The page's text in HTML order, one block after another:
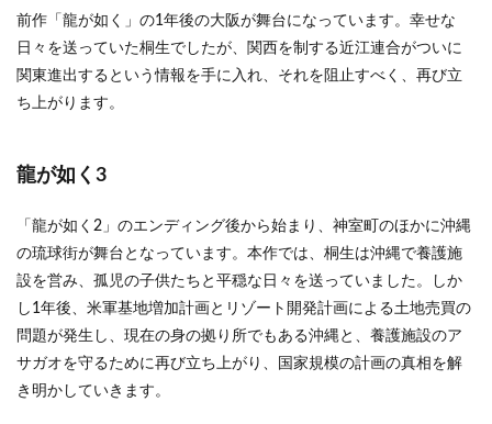
外伝
消し
た男
2.10
3
め
前作「龍が如く」の1年後の大阪が舞台になっています。幸せな
日々を送っていた桐生でしたが、関西を制する近江連合がついに
関東進出するという情報を手に入れ、それを阻止すべく、再び立
ち上がります。
龍が如く3
「龍が如く2」のエンディング後から始まり、神室町のほかに沖縄
の琉球街が舞台となっています。本作では、桐生は沖縄で養護施
設を営み、孤児の子供たちと平穏な日々を送っていました。しか
し1年後、米軍基地増加計画とリゾート開発計画による土地売買の
問題が発生し、現在の身の拠り所でもある沖縄と、養護施設のア
サガオを守るために再び立ち上がり、国家規模の計画の真相を解
き明かしていきます。